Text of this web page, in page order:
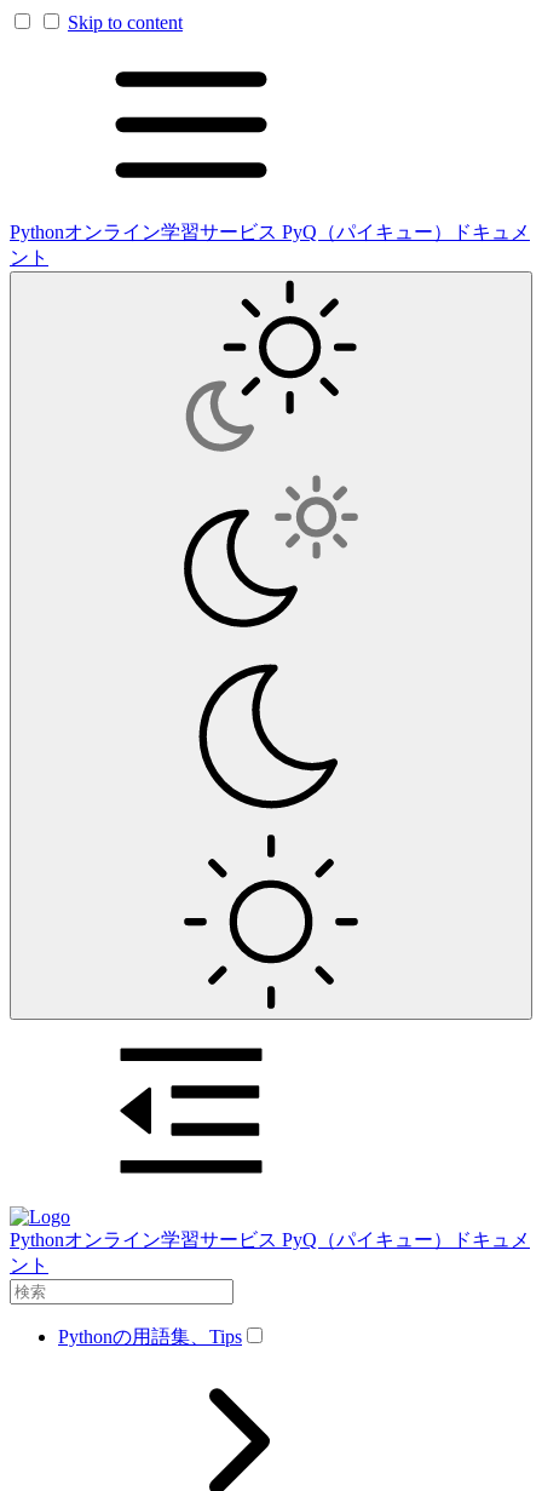
Skip to content
Pythonオンライン学習サービス PyQ（パイキュー）ドキュメ
ント
Pythonオンライン学習サービス PyQ（パイキュー）ドキュメ
ント
Pythonの用語集、Tips